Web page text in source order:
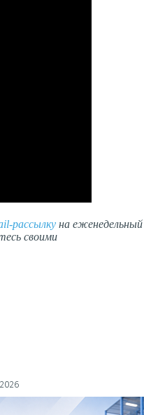
рассылку на еженедельный
своими